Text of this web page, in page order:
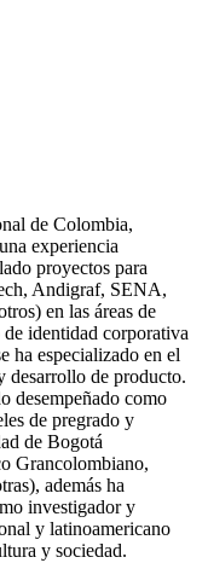
de Colombia,
experiencia
proyectos para
Andigraf, SENA,
en las áreas de
identidad corporativa
ha especializado en el
desarrollo de producto.
desempeñado como
de pregrado y
de Bogotá
Grancolombiano,
además ha
investigador y
y latinoamericano
y sociedad.